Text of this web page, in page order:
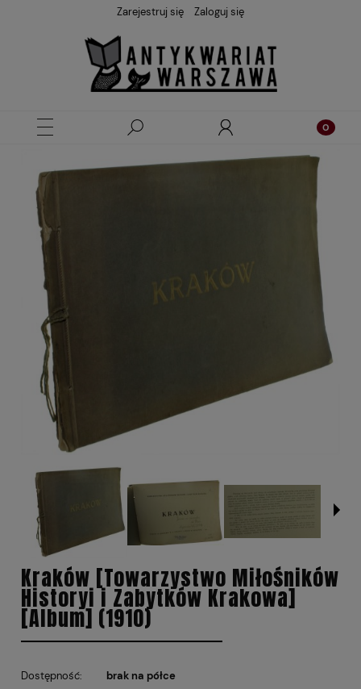
Zarejestruj się Zaloguj się
Kraków [Towarzystwo Miłośników
Historyi i Zabytków Krakowa]
[Album] (1910)
Dostępność: brak na półce